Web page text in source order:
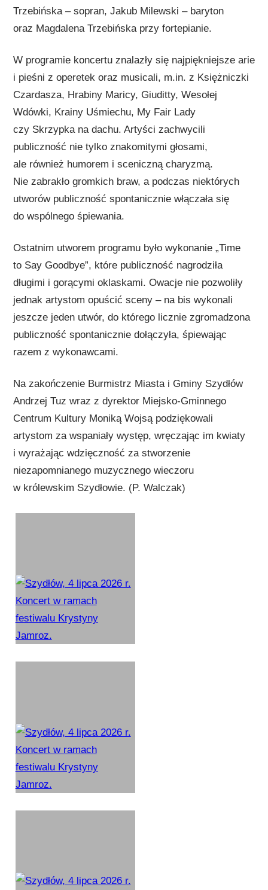
Trzebińska – sopran, Jakub Milewski – baryton
oraz Magdalena Trzebińska przy fortepianie.
W programie koncertu znalazły się najpiękniejsze arie
i pieśni z operetek oraz musicali, m.in. z Księżniczki
Czardasza, Hrabiny Maricy, Giuditty, Wesołej
Wdówki, Krainy Uśmiechu, My Fair Lady
czy Skrzypka na dachu. Artyści zachwycili
publiczność nie tylko znakomitymi głosami,
ale również humorem i sceniczną charyzmą.
Nie zabrakło gromkich braw, a podczas niektórych
utworów publiczność spontanicznie włączała się
do wspólnego śpiewania.
Ostatnim utworem programu było wykonanie „Time
to Say Goodbye”, które publiczność nagrodziła
długimi i gorącymi oklaskami. Owacje nie pozwoliły
jednak artystom opuścić sceny – na bis wykonali
jeszcze jeden utwór, do którego licznie zgromadzona
publiczność spontanicznie dołączyła, śpiewając
razem z wykonawcami.
Na zakończenie Burmistrz Miasta i Gminy Szydłów
Andrzej Tuz wraz z dyrektor Miejsko-Gminnego
Centrum Kultury Moniką Wojsą podziękowali
artystom za wspaniały występ, wręczając im kwiaty
i wyrażając wdzięczność za stworzenie
niezapomnianego muzycznego wieczoru
w królewskim Szydłowie. (P. Walczak)